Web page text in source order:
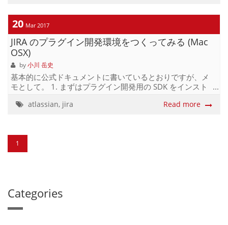
す。 JIRAと連携していて、そのユーザの状態でUser
DirectoryのOrderを下げてしまった。 その瞬間管理画面か
ら強制ログアウト。。 慌ててログインし直してみたが、
Stash Internal Directoryではadmin権限を持っていないユー
ザにしかなれない。 お...
20 Mar 2017
JIRA のプラグイン開発環境をつくってみる (Mac
OSX)
by小川 岳史
基本的に公式ドキュメントに書いているとおりですが、メ
モとして。 1. まずはプラグイン開発用の SDK をインスト
install atlassian/tap/atlassian-plugin-sdk 2. プロジェクト
Define value for groupId: :jp.co.tagbangers Define value
for ...
atlassian, jira Read more
1
Categories